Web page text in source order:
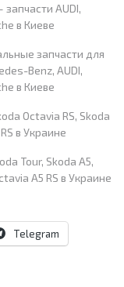
запчасти AUDI,
в Киеве
запчасти для
Benz, AUDI,
в Киеве
Octavia RS, Skoda
в Украине
Tour, Skoda A5,
A5 RS в Украине
Telegram